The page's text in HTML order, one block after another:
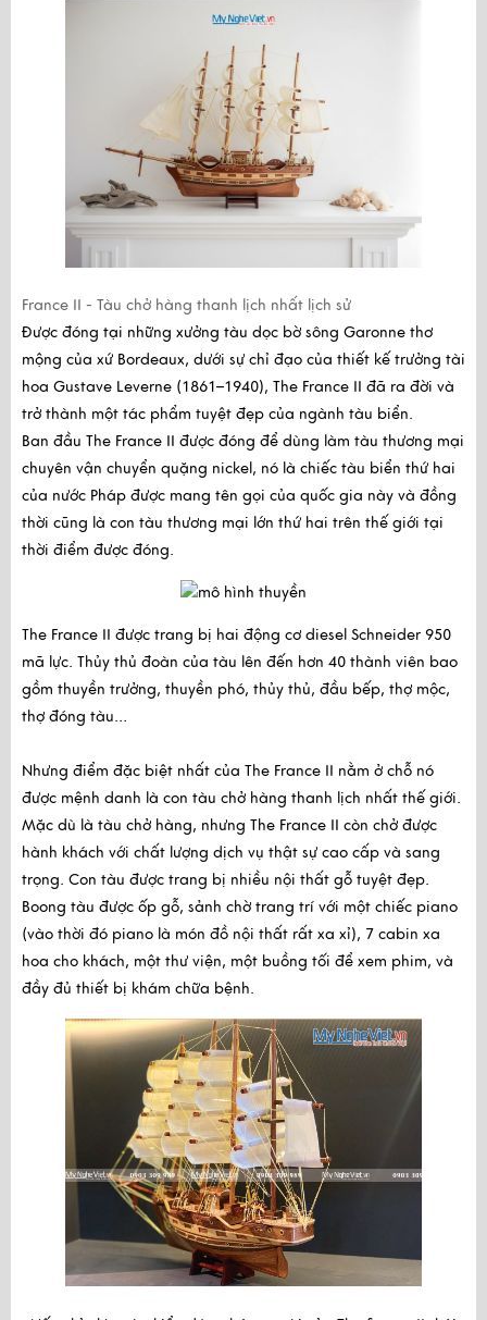
France II - Tàu chở hàng thanh lịch nhất lịch sử
Được đóng tại những xưởng tàu dọc bờ sông Garonne thơ
mộng của xứ Bordeaux, dưới sự chỉ đạo của thiết kế trưởng tài
hoa Gustave Leverne (1861–1940), The France II đã ra đời và
trở thành một tác phẩm tuyệt đẹp của ngành tàu biển.
Ban đầu The France II được đóng để dùng làm tàu thương mại
chuyên vận chuyển quặng nickel, nó là chiếc tàu biển thứ hai
của nước Pháp được mang tên gọi của quốc gia này và đồng
thời cũng là con tàu thương mại lớn thứ hai trên thế giới tại
thời điểm được đóng.
The France II được trang bị hai động cơ diesel Schneider 950
mã lực. Thủy thủ đoàn của tàu lên đến hơn 40 thành viên bao
gồm thuyền trưởng, thuyền phó, thủy thủ, đầu bếp, thợ mộc,
thợ đóng tàu…
Nhưng điểm đặc biệt nhất của The France II nằm ở chỗ nó
được mệnh danh là con tàu chở hàng thanh lịch nhất thế giới.
Mặc dù là tàu chở hàng, nhưng The France II còn chở được
hành khách với chất lượng dịch vụ thật sự cao cấp và sang
trọng. Con tàu được trang bị nhiều nội thất gỗ tuyệt đẹp.
Boong tàu được ốp gỗ, sảnh chờ trang trí với một chiếc piano
(vào thời đó piano là món đồ nội thất rất xa xỉ), 7 cabin xa
hoa cho khách, một thư viện, một buồng tối để xem phim, và
đầy đủ thiết bị khám chữa bệnh.